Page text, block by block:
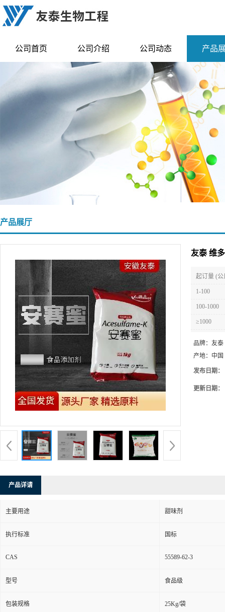
公司首页 公司介绍 公司动态 产品
产品展厅
友泰 维
起订量 (公
1-100
100-1000
≥1000
品牌： 友泰
产地： 中国
发布日期：
更新日期：
产品详请
主要用途 甜味剂
执行标准 国标
CAS 55589-62-3
型号 食品级
包装规格 25Kg/袋